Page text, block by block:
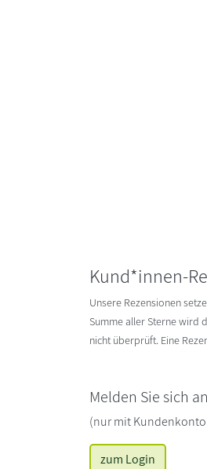
Kund*innen-
Unsere Rezensionen
Summe aller Sterne wird
nicht überprüft. Eine
Melden Sie sich
(nur mit
zum Login